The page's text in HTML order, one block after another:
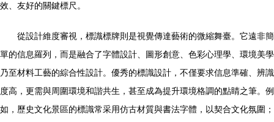
效、友好的關鍵標尺。
從設計維度審視，標識標牌則是視覺傳達藝術的微縮舞臺。它遠非簡
單的信息羅列，而是融合了字體設計、圖形創意、色彩心理學、環境美學
乃至材料工藝的綜合性設計。優秀的標識設計，不僅要求信息準確、辨識
度高，更需與周圍環境和諧共生，甚至成為提升環境格調的點睛之筆。例
如，歷史文化景區的標識常采用仿古材質與書法字體，以契合文化氛圍；